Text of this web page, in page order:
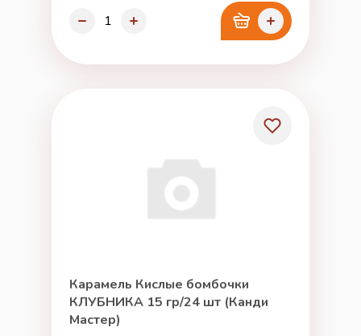
Карамель Кислые бомбочки
КЛУБНИКА 15 гр/24 шт (Канди
Мастер)